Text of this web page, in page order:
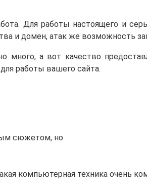
Для работы настоящего и
и домен, атак же возможность
много, а вот качество
работы вашего сайта.
сюжетом, но
компьютерная техника очень